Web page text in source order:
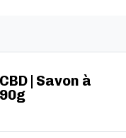
| Savon à